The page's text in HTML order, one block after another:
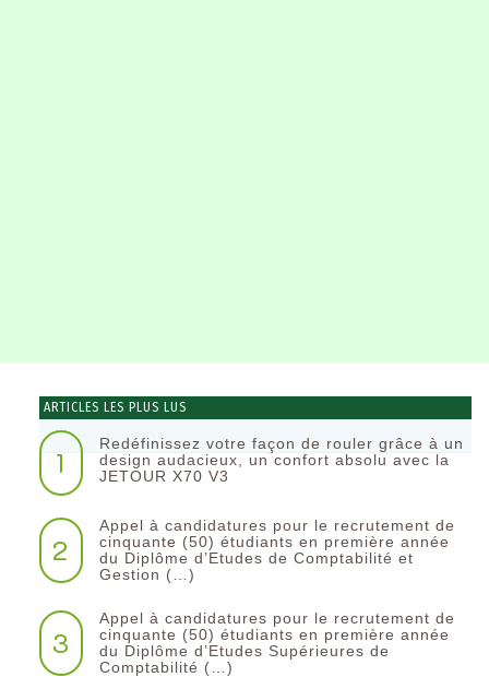
ARTICLES LES PLUS LUS
1
Redéfinissez votre façon de rouler grâce à un
design audacieux, un confort absolu avec la
JETOUR X70 V3
2
Appel à candidatures pour le recrutement de
cinquante (50) étudiants en première année
du Diplôme d’Etudes de Comptabilité et
Gestion (…)
3
Appel à candidatures pour le recrutement de
cinquante (50) étudiants en première année
du Diplôme d’Etudes Supérieures de
Comptabilité (…)